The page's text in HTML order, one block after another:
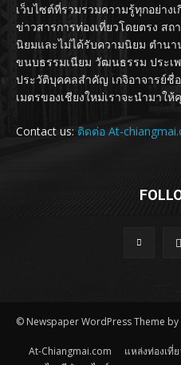
เว็บไซต์ที่รวมรวมความรู้ทุกอย่าง
ข่าวสารการท่องเที่ยวโดยตรง ส
นิยมและไม่ได้รับความนิยม ตำนา
ขนบธรรมเนียม วัฒนธรรม ประเ
ประวัติบุคคลสำคัญ เกจิอาจารย์ชื่
เมตรของเชียงใหม่เราจะนำมาใ
Contact us: ติดต่อ At-
© Newspaper WordPress Theme by
At-Chiangmai.com แหล่งท่องเที่